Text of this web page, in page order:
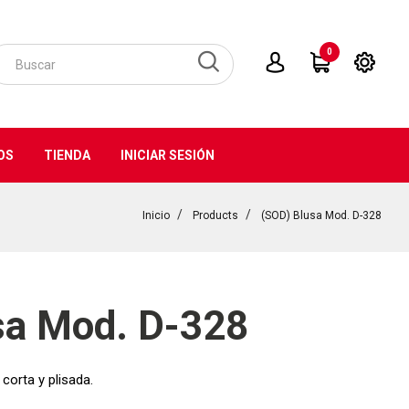
0
TIENDA INICIAR SESIÓN
Inicio Products (SOD) Blusa Mod. D-328
Mod. D-328
y plisada.